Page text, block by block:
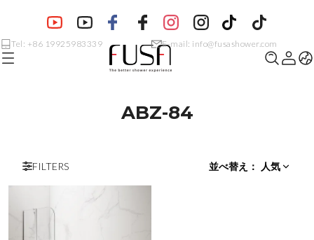
Tel: +86 19925983339 E-mail: info@fusashower.com
ABZ-84
FILTERS 並べ替え ： 人気